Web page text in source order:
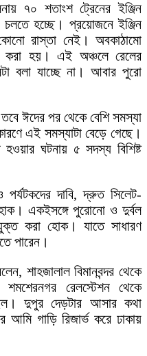
৭০ শতাংশ ট্রেনের ইঞ্জিন
হচ্ছে। প্রয়োজনে ইঞ্জিন
রাস্তা নেই। অবকাঠামো
করা হয়। এই অঞ্চলে রেলের
বলা যাচ্ছে না। আবার পুরো
ঈদের পর থেকে বেশি সমস্যা
এই সমস্যাটা বেড়ে গেছে।
হওয়ার ঘটনায় ৫ সদস্য বিশিষ্ট
দাবি, দ্রুত সিলেট-
একইসঙ্গে পুরোনো ও দুর্বল
করা হোক। যাতে সাধারণ
পারেন।
শাহজালাল বিমানবন্দর থেকে
রেলস্টেশন থেকে
দুপুর দেড়টার আসার কথা
গাড়ি রিজার্ভ করে ঢাকায়